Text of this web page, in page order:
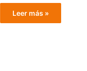
Leer más »